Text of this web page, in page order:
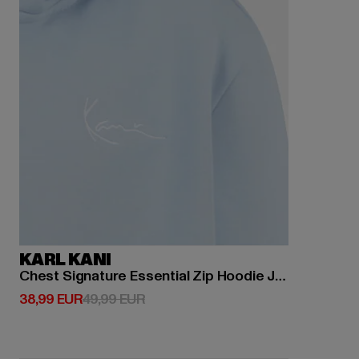
KARL KANI
Chest Signature Essential Zip Hoodie Junior
38,99 EUR
Derzeitiger Preis: 38,99 EUR
49,99 EURAktionspreis: 49,99 EUR